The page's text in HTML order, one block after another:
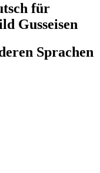
für
Gusseisen
Sprachen